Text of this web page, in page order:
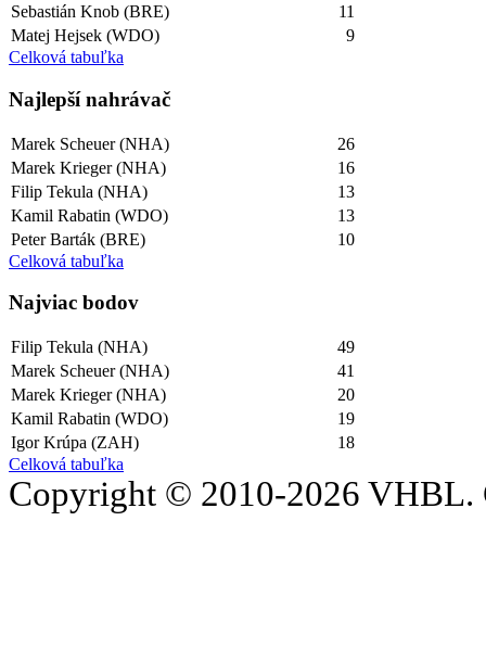
Sebastián Knob (BRE)
11
Matej Hejsek (WDO)
9
Celková tabuľka
Najlepší­ nahrávač
Marek Scheuer (NHA)
26
Marek Krieger (NHA)
16
Filip Tekula (NHA)
13
Kamil Rabatin (WDO)
13
Peter Barták (BRE)
10
Celková tabuľka
Najviac bodov
Filip Tekula (NHA)
49
Marek Scheuer (NHA)
41
Marek Krieger (NHA)
20
Kamil Rabatin (WDO)
19
Igor Krúpa (ZAH)
18
Celková tabuľka
Copyright © 2010-2026 VHBL.